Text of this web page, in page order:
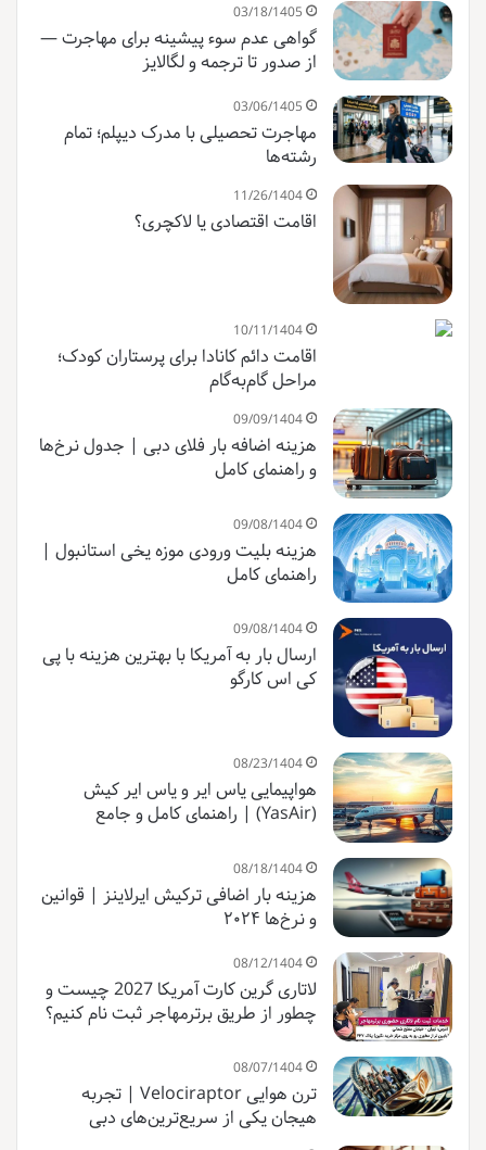
03/18/1405
گواهی عدم سوء پیشینه برای مهاجرت —
از صدور تا ترجمه و لگالایز
03/06/1405
مهاجرت تحصیلی با مدرک دیپلم؛ تمام
رشته‌ها
11/26/1404
اقامت اقتصادی یا لاکچری؟
10/11/1404
اقامت دائم کانادا برای پرستاران کودک؛
مراحل گام‌به‌گام
09/09/1404
هزینه اضافه بار فلای دبی | جدول نرخ‌ها
و راهنمای کامل
09/08/1404
هزینه بلیت ورودی موزه یخی استانبول |
راهنمای کامل
09/08/1404
ارسال بار به آمریکا با بهترین هزینه با پی
کی اس کارگو
08/23/1404
هواپیمایی یاس ایر و یاس ایر کیش
(YasAir) | راهنمای کامل و جامع
08/18/1404
هزینه بار اضافی ترکیش ایرلاینز | قوانین
و نرخ‌ها ۲۰۲۴
08/12/1404
لاتاری گرین کارت آمریکا 2027 چیست و
چطور از طریق برترمهاجر ثبت نام کنیم؟
08/07/1404
ترن هوایی Velociraptor | تجربه
هیجان یکی از سریع‌ترین‌های دبی